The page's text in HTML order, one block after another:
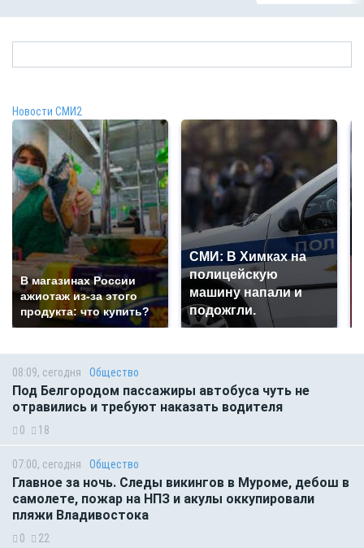
Новости СМИ2
В магазинах России
ажиотаж из-за этого
продукта: что купить?
СМИ: В Химках на
полицейскую
машину напали и
подожгли.
08:09, сегодня Общество
Под Белгородом пассажиры автобуса чуть не
отравились и требуют наказать водителя
0 18
07:00, сегодня Общество
Главное за ночь. Следы викингов в Муроме, дебош в
самолете, пожар на НПЗ и акулы оккупировали
пляжи Владивостока
0 22